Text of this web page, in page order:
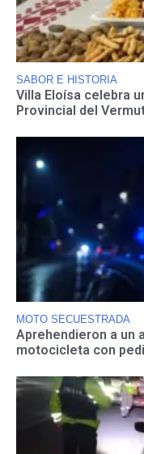
SABOR E HISTORIA
Villa Eloísa celebra
Provincial del
MOTO SECUESTRADA
Aprehendieron a un
motocicleta con